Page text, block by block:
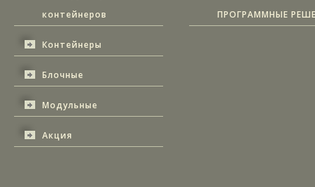
контейнеров
Контейнеры
Блочные
Модульные
Акция
ПРОГРАММНЫЕ